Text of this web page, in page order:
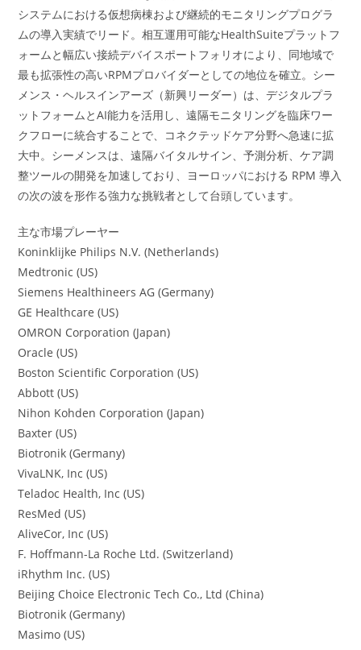
システムにおける仮想病棟および継続的モニタリングプログラ
ムの導入実績でリード。相互運用可能なHealthSuiteプラットフ
ォームと幅広い接続デバイスポートフォリオにより、同地域で
最も拡張性の高いRPMプロバイダーとしての地位を確立。シー
メンス・ヘルスインアーズ（新興リーダー）は、デジタルプラ
ットフォームとAI能力を活用し、遠隔モニタリングを臨床ワー
クフローに統合することで、コネクテッドケア分野へ急速に拡
大中。シーメンスは、遠隔バイタルサイン、予測分析、ケア調
整ツールの開発を加速しており、ヨーロッパにおける RPM 導入
の次の波を形作る強力な挑戦者として台頭しています。
主な市場プレーヤー
Koninklijke Philips N.V. (Netherlands)
Medtronic (US)
Siemens Healthineers AG (Germany)
GE Healthcare (US)
OMRON Corporation (Japan)
Oracle (US)
Boston Scientific Corporation (US)
Abbott (US)
Nihon Kohden Corporation (Japan)
Baxter (US)
Biotronik (Germany)
VivaLNK, Inc (US)
Teladoc Health, Inc (US)
ResMed (US)
AliveCor, Inc (US)
F. Hoffmann-La Roche Ltd. (Switzerland)
iRhythm Inc. (US)
Beijing Choice Electronic Tech Co., Ltd (China)
Biotronik (Germany)
Masimo (US)